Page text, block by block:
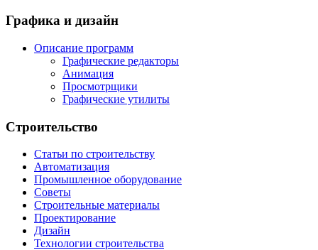
Графика и дизайн
Описание программ
Графические редакторы
Анимация
Просмотрщики
Графические утилиты
Строительство
Статьи по строительству
Автоматизация
Промышленное оборудование
Советы
Строительные материалы
Проектирование
Дизайн
Технологии строительства